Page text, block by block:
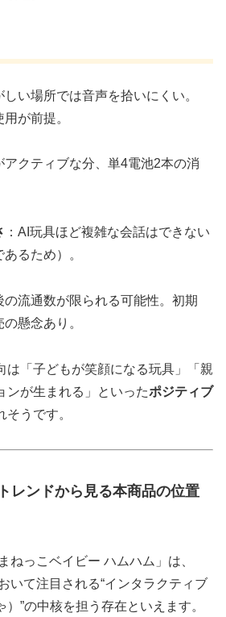
しい場所では音声を拾いにくい。
が前提。
アクティブな分、単4電池2本の消
：AI玩具ほど複雑な会話はできない
あるため）。
の流通数が限られる可能性。初期
懸念あり。
は「子どもが笑顔になる玩具」「親
ンが生まれる」といったポジティブ
そうです。
レンドから見る本商品の位置
ねっこベイビー ハムハム」は、
いて注目される“インタラクティブ
）”の中核を担う存在といえます。